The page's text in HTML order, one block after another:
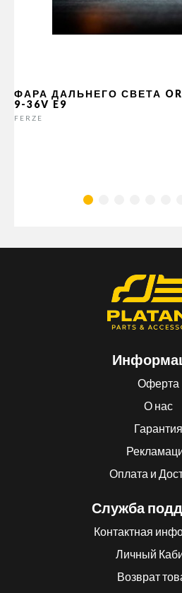
ФАРА ДАЛЬНЕГО СВЕТА
9-36V E9
FERZE
Оферта
О нас
Гарантия
Оплата и
Служба
Контактная
Личный
Возврат